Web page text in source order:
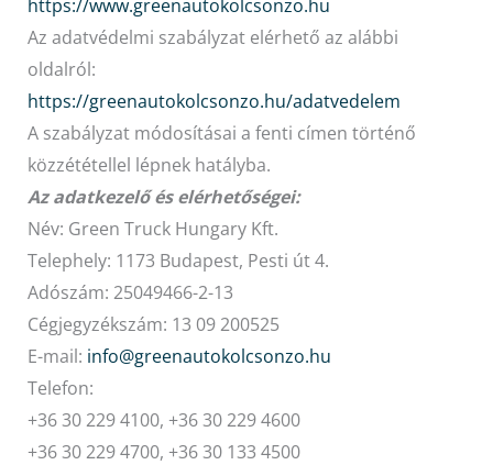
Hűtőautó bérlés
Szolgáltatások
Blog
Kapcsolat
https://www.greenautokolcsonzo.hu
Az adatvédelmi szabályzat elérhető az alábbi
oldalról:
https://greenautokolcsonzo.hu/adatvedelem
A szabályzat módosításai a fenti címen történő
közzététellel lépnek hatályba.
Az adatkezelő és elérhetőségei:
Név: Green Truck Hungary Kft.
Telephely: 1173 Budapest, Pesti út 4.
Adószám: 25049466-2-13
Cégjegyzékszám: 13 09 200525
E-mail: info@greenautokolcsonzo.hu
Telefon:
+36 30 229 4100, +36 30 229 4600
+36 30 229 4700, +36 30 133 4500